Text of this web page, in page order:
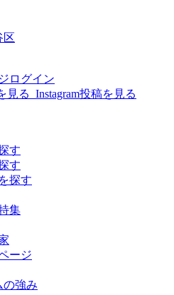
区
ログイン
見る Instagram投稿を見る
す
す
探す
集
ージ
の強み